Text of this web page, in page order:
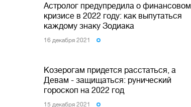
Астролог предупредила о финансовом
кризисе в 2022 году: как выпутаться
каждому знаку Зодиака
16 декабря 2021
Козерогам придется расстаться, а
Девам - защищаться: рунический
гороскоп на 2022 год
15 декабря 2021